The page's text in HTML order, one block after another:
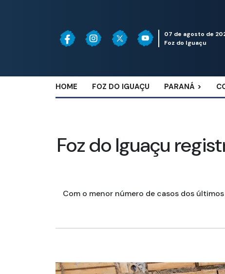
07 de agosto de
Foz do Iguaçu
HOME FOZ DO IGUAÇU PARANÁ
Foz do Iguaçu
Com o menor número de casos dos